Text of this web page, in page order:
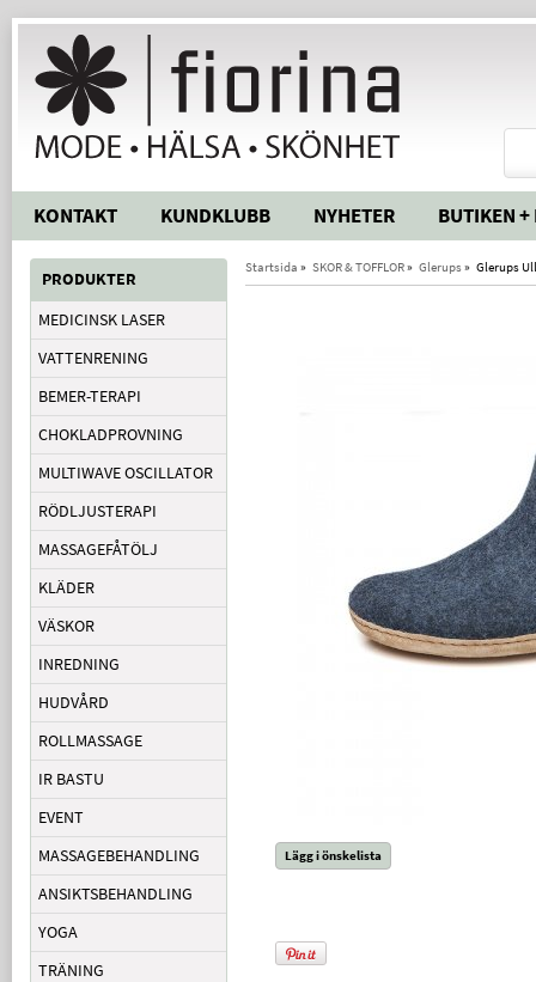
KONTAKT KUNDKLUBB NYHETER BUTIKEN +
PRODUKTER
MEDICINSK LASER
VATTENRENING
BEMER-TERAPI
CHOKLADPROVNING
MULTIWAVE OSCILLATOR
RÖDLJUSTERAPI
MASSAGEFÅTÖLJ
KLÄDER
VÄSKOR
INREDNING
HUDVÅRD
ROLLMASSAGE
IR BASTU
EVENT
MASSAGEBEHANDLING
ANSIKTSBEHANDLING
YOGA
TRÄNING
Startsida » SKOR & TOFFLOR» Glerups» Glerups
Lägg i önskelista